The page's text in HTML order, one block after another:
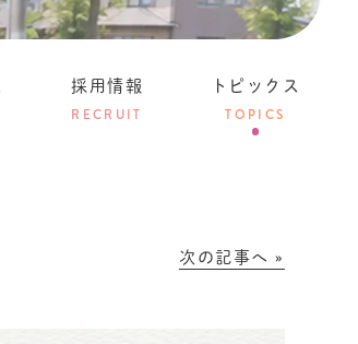
採用情報
RECRUIT
トピックス
TOPICS
次の記事へ »